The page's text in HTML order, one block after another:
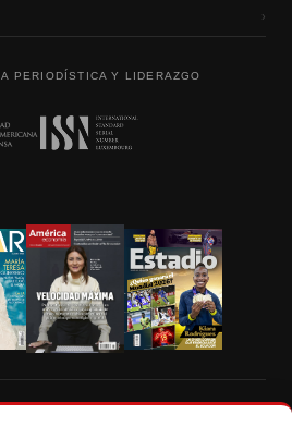
›
PERIODÍSTICA Y LIDERAZGO